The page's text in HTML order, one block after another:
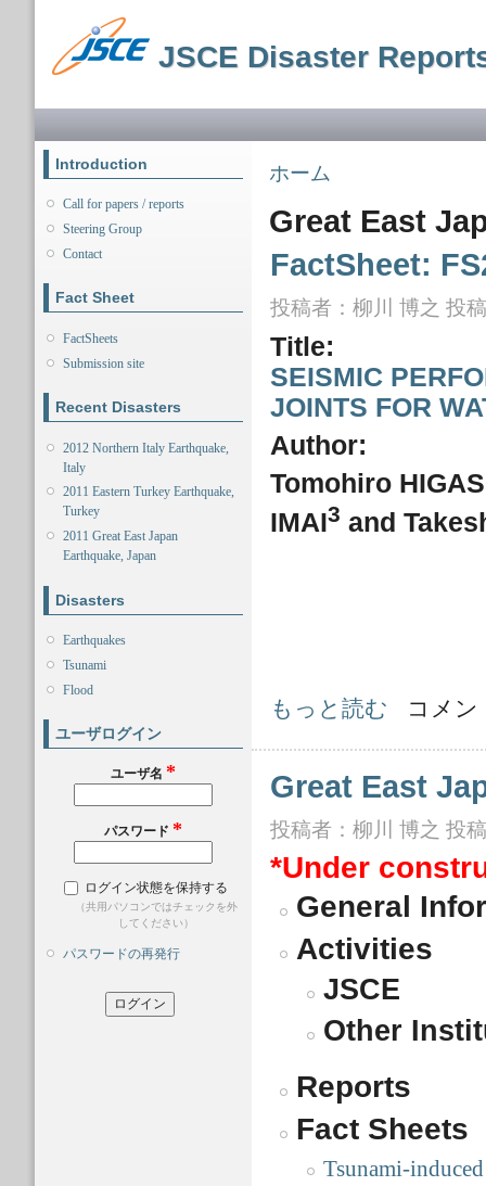
ン
動
JSCE Disaster
Introduction
Call for papers / reports
Steering Group
Contact
Fact Sheet
FactSheets
Submission site
Recent Disasters
2012 Northern Italy Earthquake,
Italy
2011 Eastern Turkey Earthquake,
Turkey
2011 Great East Japan
Earthquake, Japan
Disasters
Earthquakes
Tsunami
Flood
ユーザログイン
ユーザ名 *
パスワード *
ログイン状態を保持する
（共用パソコンではチェックを外
してください）
パスワードの再発行
現在地
ホーム
Great East
FactSheet:
投稿者： 柳川 博之 投
Title:
SEISMIC
JOINTS FOR
Author:
Tomohiro
IMAI3 and
FactSheet: FS2012-E-0000 (Sample) に
もっと読む コメン
Great East
投稿者： 柳川 博之 投
*Under
General
Activities
JSCE
Other
Reports
Fact Sheets
Tsunami-